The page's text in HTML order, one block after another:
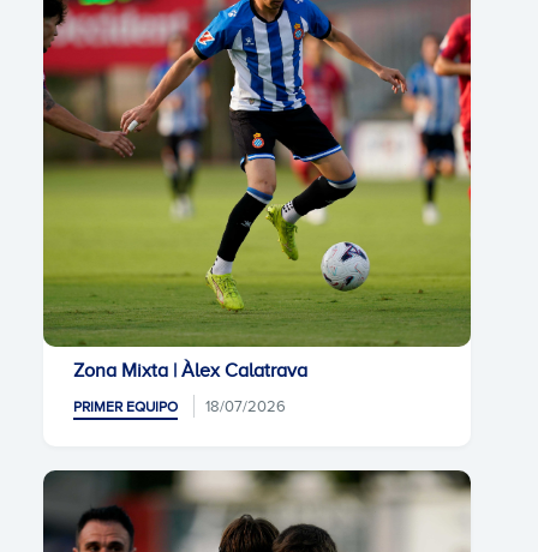
Zona Mixta | Àlex Calatrava
PRIMER EQUIPO 18/07/2026